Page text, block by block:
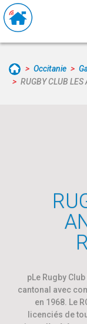
Occitanie
RUGBY CLUB
pLe Rugby
cantonal avec
en 1968. Le
licenciés de